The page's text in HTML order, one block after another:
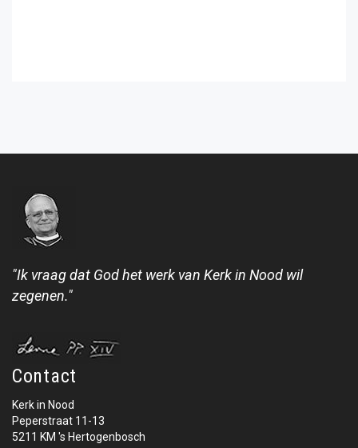
"Ik vraag dat God het werk van Kerk in Nood wil
zegenen."
Contact
Kerk in Nood
Peperstraat 11-13
5211 KM 's Hertogenbosch